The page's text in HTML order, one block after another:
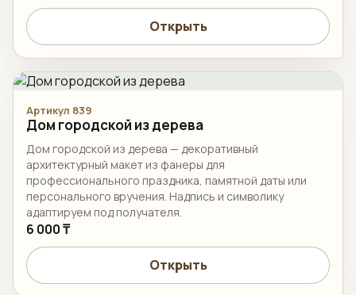
Открыть
Артикул 839
Дом городской из дерева
Дом городской из дерева — декоративный
архитектурный макет из фанеры для
профессионального праздника, памятной даты или
персонального вручения. Надпись и символику
адаптируем под получателя.
6 000 ₸
Открыть